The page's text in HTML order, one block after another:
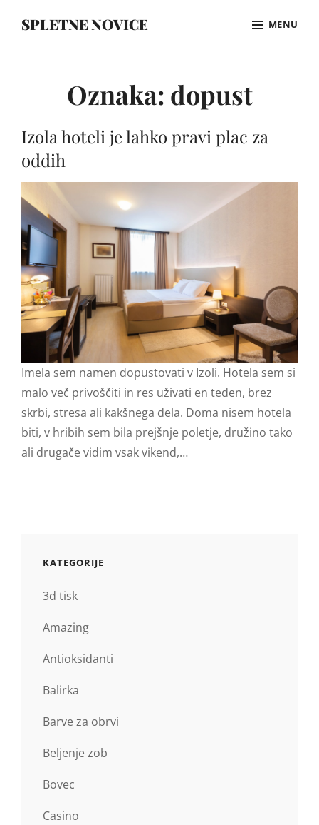
SPLETNE NOVICE MENU
Oznaka: dopust
Izola hoteli je lahko pravi plac za
oddih
Imela sem namen dopustovati v Izoli. Hotela sem si
malo več privoščiti in res uživati en teden, brez
skrbi, stresa ali kakšnega dela. Doma nisem hotela
biti, v hribih sem bila prejšnje poletje, družino tako
ali drugače vidim vsak vikend,…
KATEGORIJE
3d tisk
Amazing
Antioksidanti
Balirka
Barve za obrvi
Beljenje zob
Bovec
Casino